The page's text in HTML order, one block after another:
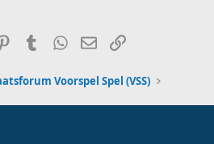
PinterestTumblrWhatsApp
E-mailLink
Voorspel Spel (VSS)